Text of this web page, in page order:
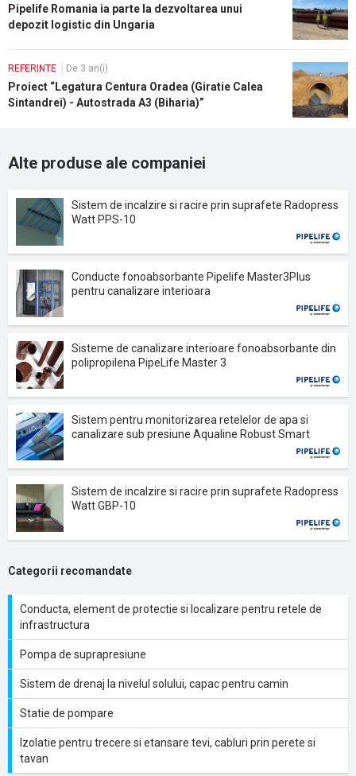
Pipelife Romania ia parte la dezvoltarea unui
depozit logistic din Ungaria
REFERINTE De 3 an(i)
Proiect “Legatura Centura Oradea (Giratie Calea
Sintandrei) - Autostrada A3 (Biharia)”
Alte produse ale companiei
Sistem de incalzire si racire prin suprafete Radopress
Watt PPS-10
Conducte fonoabsorbante Pipelife Master3Plus
pentru canalizare interioara
Sisteme de canalizare interioare fonoabsorbante din
polipropilena PipeLife Master 3
Sistem pentru monitorizarea retelelor de apa si
canalizare sub presiune Aqualine Robust Smart
Sistem de incalzire si racire prin suprafete Radopress
Watt GBP-10
Categorii recomandate
Conducta, element de protectie si localizare pentru retele de
infrastructura
Pompa de suprapresiune
Sistem de drenaj la nivelul solului, capac pentru camin
Statie de pompare
Izolatie pentru trecere si etansare tevi, cabluri prin perete si
tavan